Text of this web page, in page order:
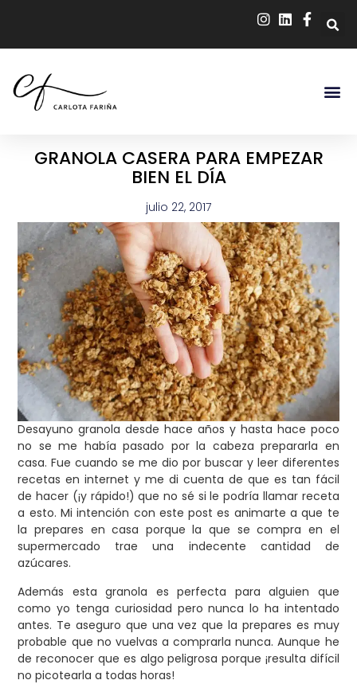
GRANOLA CASERA PARA EMPEZAR
BIEN EL DÍA
julio 22, 2017
Desayuno granola desde hace años y hasta hace poco
no se me había pasado por la cabeza prepararla en
casa. Fue cuando se me dio por buscar y leer diferentes
recetas en internet y me di cuenta de que es tan fácil
de hacer (¡y rápido!) que no sé si le podría llamar receta
a esto. Mi intención con este post es animarte a que te
la prepares en casa porque la que se compra en el
supermercado trae una indecente cantidad de
azúcares.
Además esta granola es perfecta para alguien que
como yo tenga curiosidad pero nunca lo ha intentado
antes. Te aseguro que una vez que la prepares es muy
probable que no vuelvas a comprarla nunca. Aunque he
de reconocer que es algo peligrosa porque ¡resulta difícil
no picotearla a todas horas!